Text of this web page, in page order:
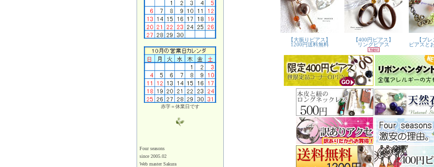
赤字＝休業日です
Four seasons
since 2005.02
Web master Sakura